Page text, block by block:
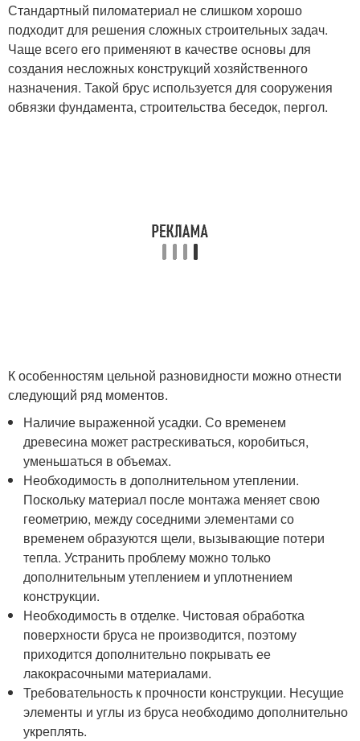
Стандартный пиломатериал не слишком хорошо
подходит для решения сложных строительных задач.
Чаще всего его применяют в качестве основы для
создания несложных конструкций хозяйственного
назначения. Такой брус используется для сооружения
обвязки фундамента, строительства беседок, пергол.
К особенностям цельной разновидности можно отнести
следующий ряд моментов.
Наличие выраженной усадки. Со временем
древесина может растрескиваться, коробиться,
уменьшаться в объемах.
Необходимость в дополнительном утеплении.
Поскольку материал после монтажа меняет свою
геометрию, между соседними элементами со
временем образуются щели, вызывающие потери
тепла. Устранить проблему можно только
дополнительным утеплением и уплотнением
конструкции.
Необходимость в отделке. Чистовая обработка
поверхности бруса не производится, поэтому
приходится дополнительно покрывать ее
лакокрасочными материалами.
Требовательность к прочности конструкции. Несущие
элементы и углы из бруса необходимо дополнительно
укреплять.